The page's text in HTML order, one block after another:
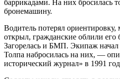
баррикадами. На них бросилась
бронемашину.
Водитель потерял
открыл, гражданские облили
Загорелась и БМП. Экипаж
Толпа набросилась на них, —
исторический журнал» в 1991